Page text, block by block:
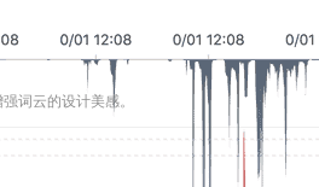
词云的设计美感。